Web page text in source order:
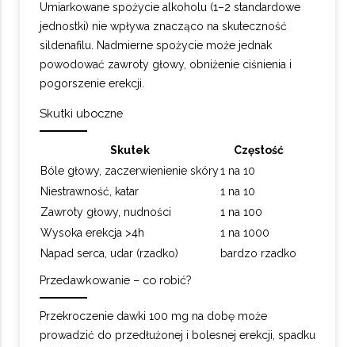
Umiarkowane spożycie alkoholu (1–2 standardowe
jednostki) nie wpływa znacząco na skuteczność
sildenafilu. Nadmierne spożycie może jednak
powodować zawroty głowy, obniżenie ciśnienia i
pogorszenie erekcji.
Skutki uboczne
Skutek
Częstość
Bóle głowy, zaczerwienienie skóry1 na 10
Niestrawność, katar
1 na 10
Zawroty głowy, nudności
1 na 100
Wysoka erekcja >4h
1 na 1000
Napad serca, udar (rzadko)
bardzo rzadko
Przedawkowanie – co robić?
Przekroczenie dawki 100 mg na dobę może
prowadzić do przedłużonej i bolesnej erekcji, spadku